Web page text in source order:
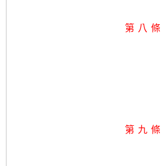
第 八 條
第 九 條